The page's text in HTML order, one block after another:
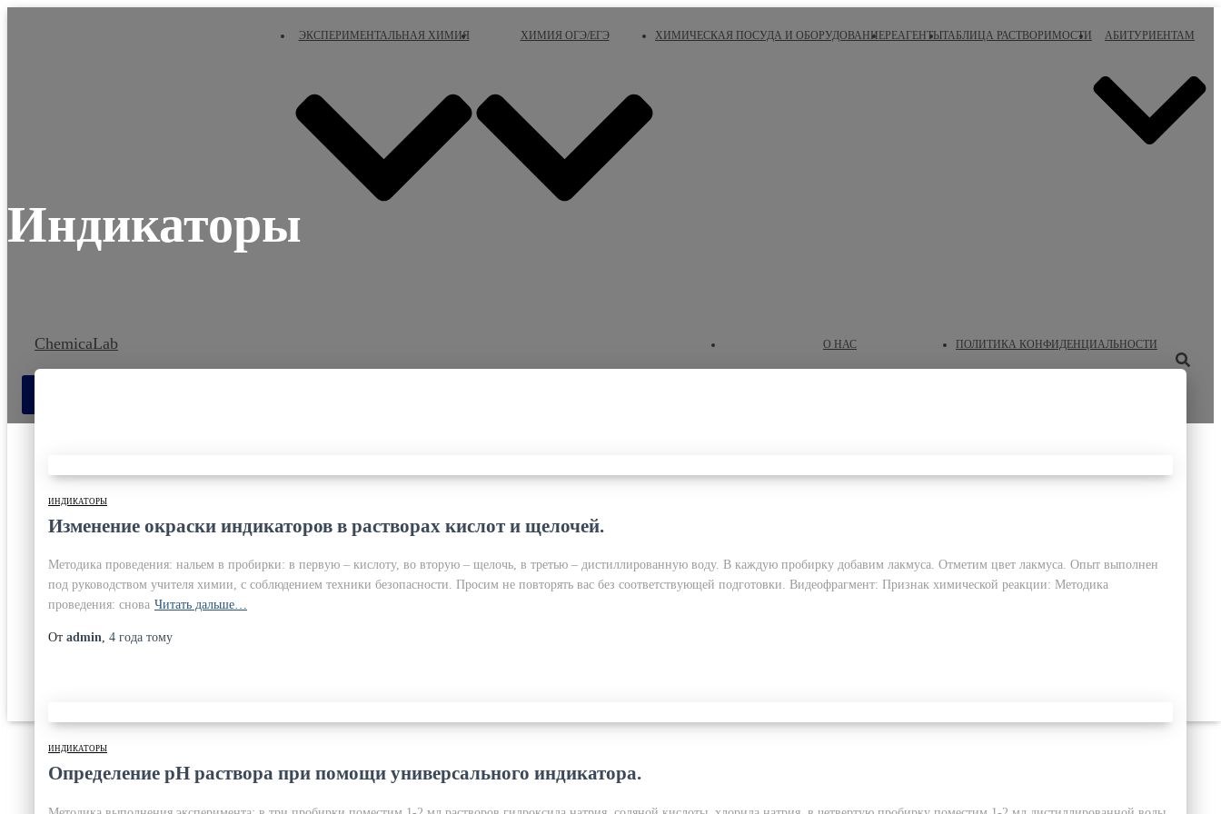
ChemicaLab
ЭКСПЕРИМЕНТАЛЬНАЯ ХИМИЯ ХИМИЯ ОГЭ/ЕГЭ ХИМИЧЕСКАЯ ПОСУДА И ОБОРУДОВАНИЕ РЕАГЕНТЫТАБЛИЦА РАСТВОРИМОСТИ АБИТУРИЕНТАМ
О НАС ПОЛИТИКА КОНФИДЕНЦИАЛЬНОСТИ
Индикаторы
ИНДИКАТОРЫ
Изменение окраски индикаторов в растворах кислот и щелочей.
Методика проведения: нальем в пробирки: в первую – кислоту, во вторую – щелочь, в третью – дистиллированную воду. В каждую пробирку добавим лакмуса. Отметим цвет лакмуса. Опыт выполнен
под руководством учителя химии, с соблюдением техники безопасности. Просим не повторять вас без соответствующей подготовки. Видеофрагмент: Признак химической реакции: Методика
проведения: снова Читать дальше…
От admin, 4 года тому
ИНДИКАТОРЫ
Определение pH раствора при помощи универсального индикатора.